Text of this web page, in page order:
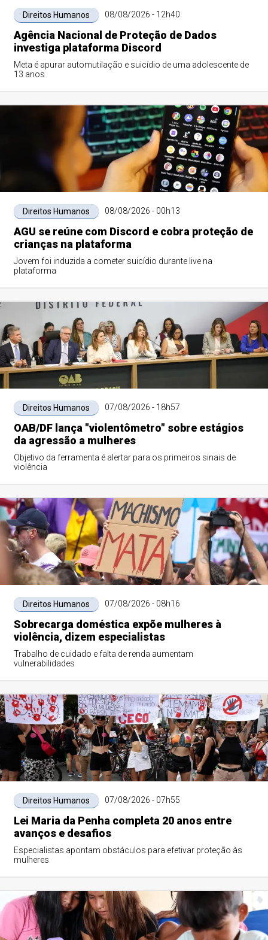
Direitos Humanos 08/08/2026 - 12h40
Agência Nacional de Proteção de Dados
investiga plataforma Discord
Meta é apurar automutilação e suicídio de uma adolescente de
13 anos
Direitos Humanos 08/08/2026 - 00h13
AGU se reúne com Discord e cobra proteção de
crianças na plataforma
Jovem foi induzida a cometer suicídio durante live na
plataforma
Direitos Humanos 07/08/2026 - 18h57
OAB/DF lança "violentômetro" sobre estágios
da agressão a mulheres
Objetivo da ferramenta é alertar para os primeiros sinais de
violência
Direitos Humanos 07/08/2026 - 08h16
Sobrecarga doméstica expõe mulheres à
violência, dizem especialistas
Trabalho de cuidado e falta de renda aumentam
vulnerabilidades
Direitos Humanos 07/08/2026 - 07h55
Lei Maria da Penha completa 20 anos entre
avanços e desafios
Especialistas apontam obstáculos para efetivar proteção às
mulheres